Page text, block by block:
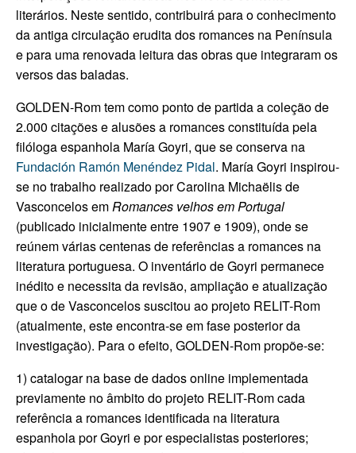
literários. Neste sentido, contribuirá para o conhecimento
da antiga circulação erudita dos romances na Península
e para uma renovada leitura das obras que integraram os
versos das baladas.
GOLDEN-Rom tem como ponto de partida a coleção de
2.000 citações e alusões a romances constituída pela
filóloga espanhola María Goyri, que se conserva na
Fundación Ramón Menéndez Pidal. María Goyri inspirou-
se no trabalho realizado por Carolina Michaëlis de
Vasconcelos em Romances velhos em Portugal
(publicado inicialmente entre 1907 e 1909), onde se
reúnem várias centenas de referências a romances na
literatura portuguesa. O inventário de Goyri permanece
inédito e necessita da revisão, ampliação e atualização
que o de Vasconcelos suscitou ao projeto RELIT-Rom
(atualmente, este encontra-se em fase posterior da
investigação). Para o efeito, GOLDEN-Rom propõe-se:
1) catalogar na base de dados online implementada
previamente no âmbito do projeto RELIT-Rom cada
referência a romances identificada na literatura
espanhola por Goyri e por especialistas posteriores;